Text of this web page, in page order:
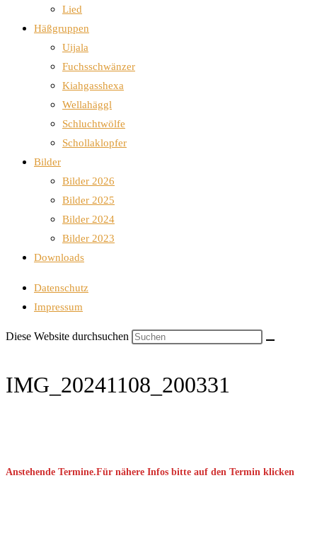
Lied
Häßgruppen
Uijala
Fuchsschwänzer
Kiahgasshexa
Wellahäggl
Schluchtwölfe
Schollaklopfer
Bilder
Bilder 2026
Bilder 2025
Bilder 2024
Bilder 2023
Downloads
Datenschutz
Impressum
Diese Website durchsuchen
IMG_20241108_200331
Anstehende Termine.Für nähere Infos bitte auf den Termin klicken